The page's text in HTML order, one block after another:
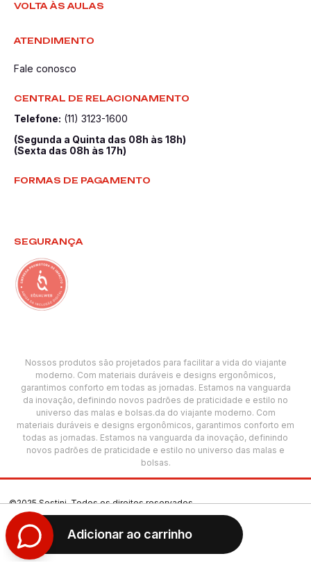
Adicionar ao carrinho
VOLTA ÀS AULAS
ATENDIMENTO
Fale conosco
CENTRAL DE RELACIONAMENTO
Telefone: (11) 3123-1600
(Segunda a Quinta das 08h às 18h)
(Sexta das 08h às 17h)
FORMAS DE PAGAMENTO
SEGURANÇA
Nossos produtos são projetados para facilitar a vida do viajante
moderno. Com materiais duráveis e designs ergonômicos,
garantimos conforto em todas as jornadas. Estamos na vanguarda
da inovação, definindo novos padrões de praticidade e estilo no
universo das malas e bolsas.da do viajante moderno. Com
materiais duráveis e designs ergonômicos, garantimos conforto em
todas as jornadas. Estamos na vanguarda da inovação, definindo
novos padrões de praticidade e estilo no universo das malas e
bolsas.
©2025 Sestini. Todos os direitos reservados.
CNPJ: 00.501.618/0005-69
Termos de Uso
Política de Privacidade